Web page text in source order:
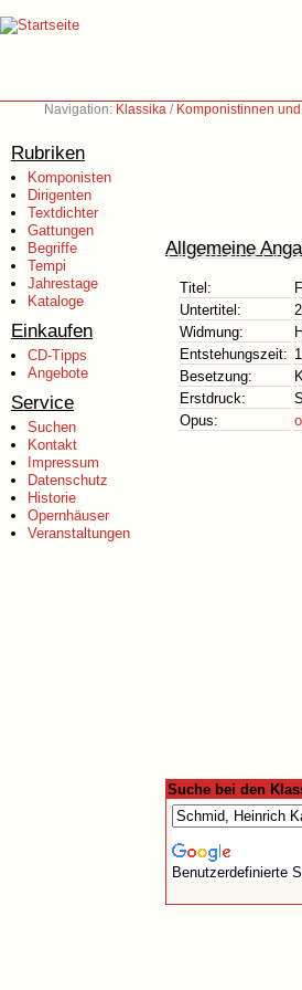
Navigation: Klassika / Komponistinnen
Rubriken
Komponisten
Dirigenten
Textdichter
Gattungen
Begriffe
Tempi
Jahrestage
Kataloge
Einkaufen
CD-Tipps
Angebote
Service
Suchen
Kontakt
Impressum
Datenschutz
Historie
Opernhäuser
Veranstaltungen
Allgemeine
Titel:
Untertitel:
Widmung:
Entstehungszeit:
Besetzung:
Erstdruck:
Opus:
Suche bei den
Benutzerdefinierte